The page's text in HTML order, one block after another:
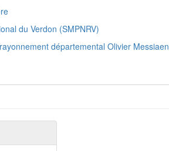
du Verdon (SMPNRV)
départemental Olivier Messiaen